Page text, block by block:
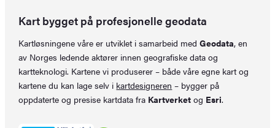
Kart bygget på profesjonelle geodata
Kartløsningene våre er utviklet i samarbeid medGeodata, en
av Norges ledende aktører innen geografiske data og
kartteknologi. Kartene vi produserer – både våre egne kart og
kartene du kan lage selv i kartdesigneren – bygger på
oppdaterte og presise kartdata fra Kartverket og Esri.